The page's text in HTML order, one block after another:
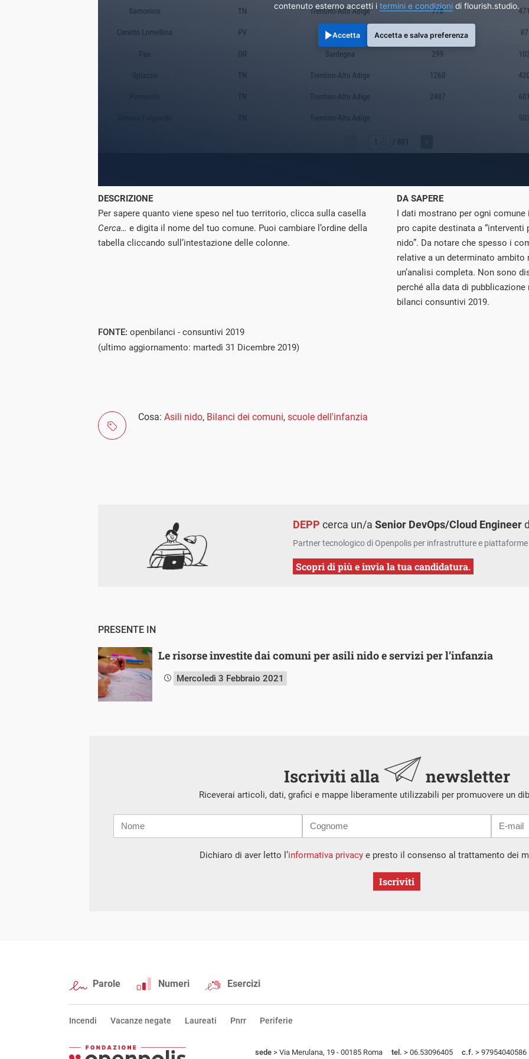
contenuto esterno accetti i termini e condizioni di flourish.studio.
Accetta Accetta e salva preferenza
DESCRIZIONE
Per sapere quanto viene speso nel tuo territorio, clicca sulla casella
Cerca… e digita il nome del tuo comune. Puoi cambiare l’ordine della
tabella cliccando sull’intestazione delle colonne.
DA SAPERE
I dati mostrano per ogni
pro capite destinata a “interventi
nido”. Da notare che spesso i
relative a un determinato
un’analisi completa. Non sono
perché alla data di
bilanci consuntivi 2019.
FONTE: openbilanci - consuntivi 2019
(ultimo aggiornamento: martedì 31 Dicembre 2019)
Cosa: Asili nido, Bilanci dei comuni, scuole dell'infanzia
DEPP cerca un/aSenior DevOps/Cloud Engineer
Partner tecnologico di Openpolis per infrastrutture e
Scopri di più e invia la tua candidatura.
PRESENTE IN
Le risorse investite dai comuni per asili nido e servizi per l’infanzia
Mercoledì 3 Febbraio 2021
Iscriviti alla newsletter
Riceverai articoli, dati, grafici e mappe liberamente utilizzabili per promuovere un
mail
Dichiaro di aver letto l’informativa privacye presto il consenso al trattamento dei
Iscriviti
Parole Numeri Esercizi
Incendi Vacanze negate Laureati Pnrr Periferie
sede > Via Merulana, 19 - 00185 Roma tel. > 06.53096405 c.f. > 97954040586